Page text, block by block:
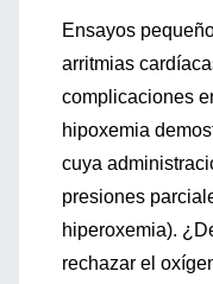
Ensayos
arritmias
complicaciones
hipoxemia
cuya
presiones
hiperoxemia).
rechazar el